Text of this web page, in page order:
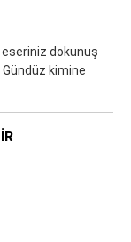
eseriniz dokunuş
kimine